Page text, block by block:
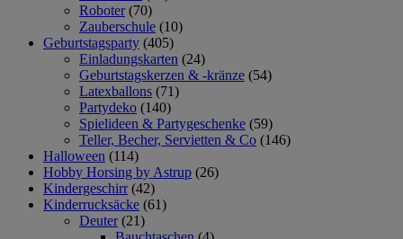
Roboter (70)
Zauberschule (10)
Geburtstagsparty (405)
Einladungskarten (24)
Geburtstagskerzen & -kränze (54)
Latexballons (71)
Partydeko (140)
Spielideen & Partygeschenke (59)
Teller, Becher, Servietten & Co (146)
Halloween (114)
Hobby Horsing by Astrup (26)
Kindergeschirr (42)
Kinderrucksäcke (61)
Deuter (21)